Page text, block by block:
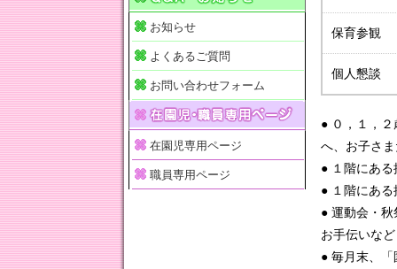
保育参観
個人懇談
● ０，１，
へ、お子さ
● １階にあ
● １階にあ
● 運動会・
お手伝いな
● 毎月末、
お知らせ
よくあるご質問
お問い合わせフォーム
在園児専用ページ
職員専用ページ